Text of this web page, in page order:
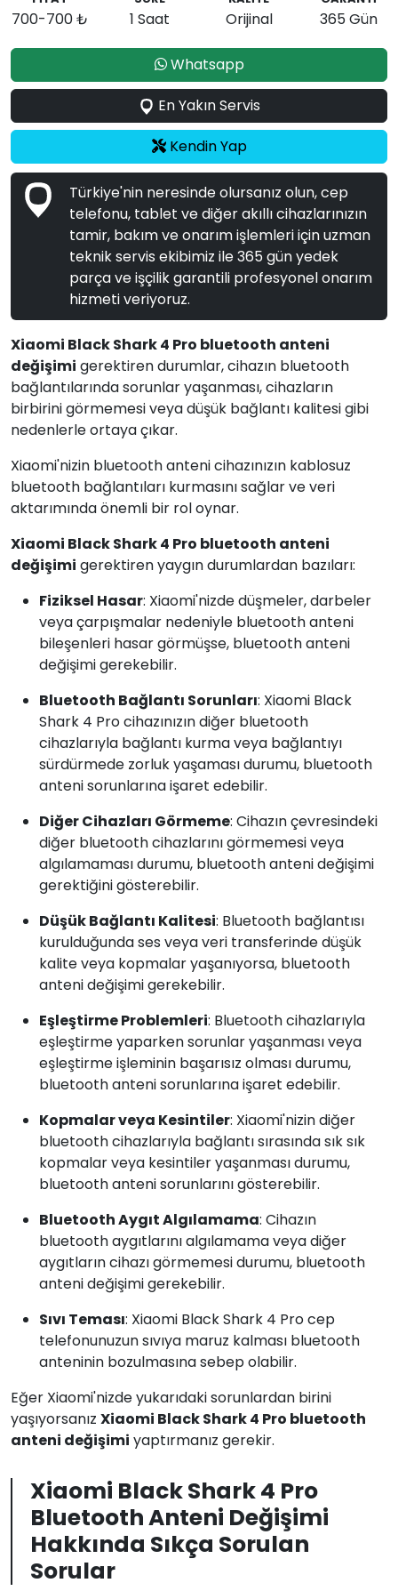
700-700 ₺ 1 Saat Orijinal 365 Gün
Whatsapp
En Yakın Servis
Kendin Yap
Türkiye'nin neresinde olursanız olun, cep
telefonu, tablet ve diğer akıllı cihazlarınızın
tamir, bakım ve onarım işlemleri için uzman
teknik servis ekibimiz ile 365 gün yedek
parça ve işçilik garantili profesyonel onarım
hizmeti veriyoruz.
Xiaomi Black Shark 4 Pro bluetooth anteni
değişimi gerektiren durumlar, cihazın bluetooth
bağlantılarında sorunlar yaşanması, cihazların
birbirini görmemesi veya düşük bağlantı kalitesi gibi
nedenlerle ortaya çıkar.
Xiaomi'nizin bluetooth anteni cihazınızın kablosuz
bluetooth bağlantıları kurmasını sağlar ve veri
aktarımında önemli bir rol oynar.
Xiaomi Black Shark 4 Pro bluetooth anteni
değişimi gerektiren yaygın durumlardan bazıları:
Fiziksel Hasar: Xiaomi'nizde düşmeler, darbeler
veya çarpışmalar nedeniyle bluetooth anteni
bileşenleri hasar görmüşse, bluetooth anteni
değişimi gerekebilir.
Bluetooth Bağlantı Sorunları: Xiaomi Black
Shark 4 Pro cihazınızın diğer bluetooth
cihazlarıyla bağlantı kurma veya bağlantıyı
sürdürmede zorluk yaşaması durumu, bluetooth
anteni sorunlarına işaret edebilir.
Diğer Cihazları Görmeme: Cihazın çevresindeki
diğer bluetooth cihazlarını görmemesi veya
algılamaması durumu, bluetooth anteni değişimi
gerektiğini gösterebilir.
Düşük Bağlantı Kalitesi: Bluetooth bağlantısı
kurulduğunda ses veya veri transferinde düşük
kalite veya kopmalar yaşanıyorsa, bluetooth
anteni değişimi gerekebilir.
Eşleştirme Problemleri: Bluetooth cihazlarıyla
eşleştirme yaparken sorunlar yaşanması veya
eşleştirme işleminin başarısız olması durumu,
bluetooth anteni sorunlarına işaret edebilir.
Kopmalar veya Kesintiler: Xiaomi'nizin diğer
bluetooth cihazlarıyla bağlantı sırasında sık sık
kopmalar veya kesintiler yaşanması durumu,
bluetooth anteni sorunlarını gösterebilir.
Bluetooth Aygıt Algılamama: Cihazın
bluetooth aygıtlarını algılamama veya diğer
aygıtların cihazı görmemesi durumu, bluetooth
anteni değişimi gerekebilir.
Sıvı Teması: Xiaomi Black Shark 4 Pro cep
telefonunuzun sıvıya maruz kalması bluetooth
anteninin bozulmasına sebep olabilir.
Eğer Xiaomi'nizde yukarıdaki sorunlardan birini
yaşıyorsanız Xiaomi Black Shark 4 Pro bluetooth
anteni değişimi yaptırmanız gerekir.
Xiaomi Black Shark 4 Pro
Bluetooth Anteni Değişimi
Hakkında Sıkça Sorulan
Sorular